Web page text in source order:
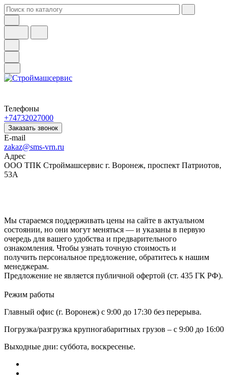
Телефоны
+74732027000
Заказать звонок
E-mail
zakaz@sms-vrn.ru
Адрес
ООО ТПК Строймашсервис г. Воронеж, проспект Патриотов,
53А
Мы стараемся поддерживать цены на сайте в актуальном
состоянии, но они могут меняться — и указаны в первую
очередь для вашего удобства и предварительного
ознакомления. Чтобы узнать точную стоимость и
получить персональное предложение, обратитесь к нашим
менеджерам.
Предложение не является публичной офертой (ст. 435 ГК РФ).
Режим работы
Главный офис (г. Воронеж) с 9:00 до 17:30 без перерыва.
Погрузка/разгрузка крупногабаритных грузов – с 9:00 до 16:00
Выходные дни: суббота, воскресенье.